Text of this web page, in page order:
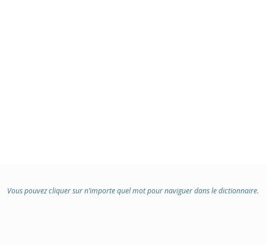
Vous pouvez cliquer sur n’importe quel mot pour naviguer dans le dictionnaire.